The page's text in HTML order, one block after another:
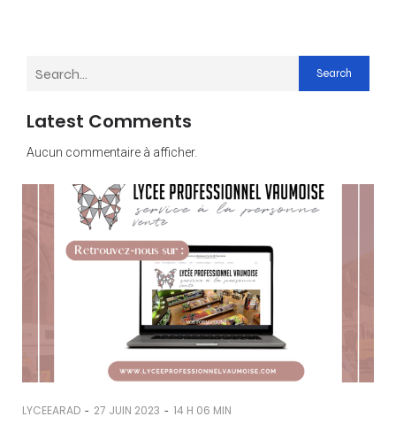
Search
Latest Comments
Aucun commentaire à afficher.
LYCEEARAD - 27 JUIN 2023 - 14 H 06 MIN